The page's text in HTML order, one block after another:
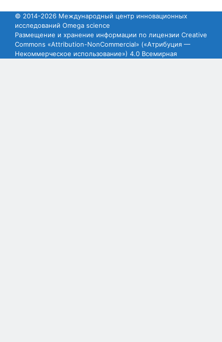
© 2014-2026 Международный центр инновационных
исследований Omega science
Размещение и хранение информации по лицензии Creative
Commons «Attribution-NonCommercial» («Атрибуция —
Некоммерческое использование») 4.0 Всемирная